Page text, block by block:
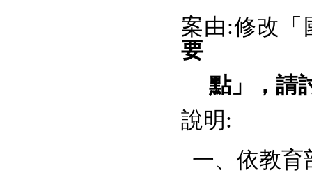
案由:修改「
要
點」，請
說明:
一、依教育